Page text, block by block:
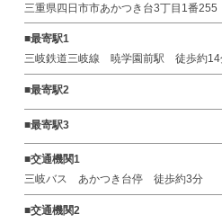
三重県四日市市あかつき台3丁目1番255
■最寄駅1
三岐鉄道三岐線 暁学園前駅 徒歩約14
■最寄駅2
■最寄駅3
■交通機関1
三岐バス あかつき台停 徒歩約3分
■交通機関2